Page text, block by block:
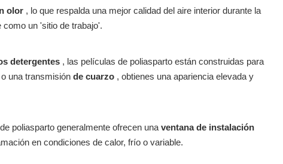
olor , lo que respalda una mejor calidad del aire interior durante la
un 'sitio de trabajo'.
detergentes , las películas de poliasparto están construidas para
o una transmisión de cuarzo , obtienes una apariencia elevada y
poliasparto generalmente ofrecen una ventana de instalación
en condiciones de calor, frío o variable.